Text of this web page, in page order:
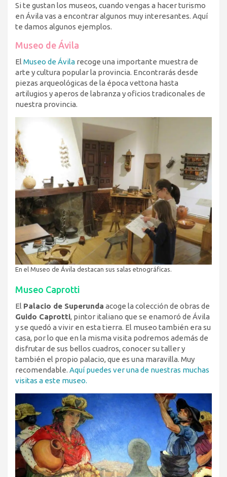
Si te gustan los museos, cuando vengas a hacer turismo
en Ávila vas a encontrar algunos muy interesantes. Aquí
te damos algunos ejemplos.
Museo de Ávila
El Museo de Ávila recoge una importante muestra de
arte y cultura popular la provincia. Encontrarás desde
piezas arqueológicas de la época vettona hasta
artilugios y aperos de labranza y oficios tradiconales de
nuestra provincia.
En el Museo de Ávila destacan sus salas etnográficas.
Museo Caprotti
El Palacio de Superunda acoge la colección de obras de
Guido Caprotti, pintor italiano que se enamoró de Ávila
y se quedó a vivir en esta tierra. El museo también era su
casa, por lo que en la misma visita podremos además de
disfrutar de sus bellos cuadros, conocer su taller y
también el propio palacio, que es una maravilla. Muy
recomendable. Aquí puedes ver una de nuestras muchas
visitas a este museo.